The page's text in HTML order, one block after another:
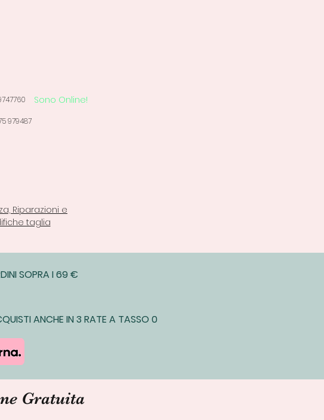
Sono Online!
979487
Riparazioni e
taglia
SOPRA I 69 €
ANCHE IN 3 RATE A TASSO 0
Gratuita